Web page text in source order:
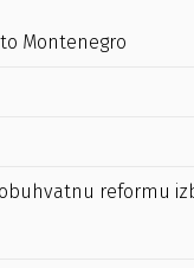
to Montenegro
reformu